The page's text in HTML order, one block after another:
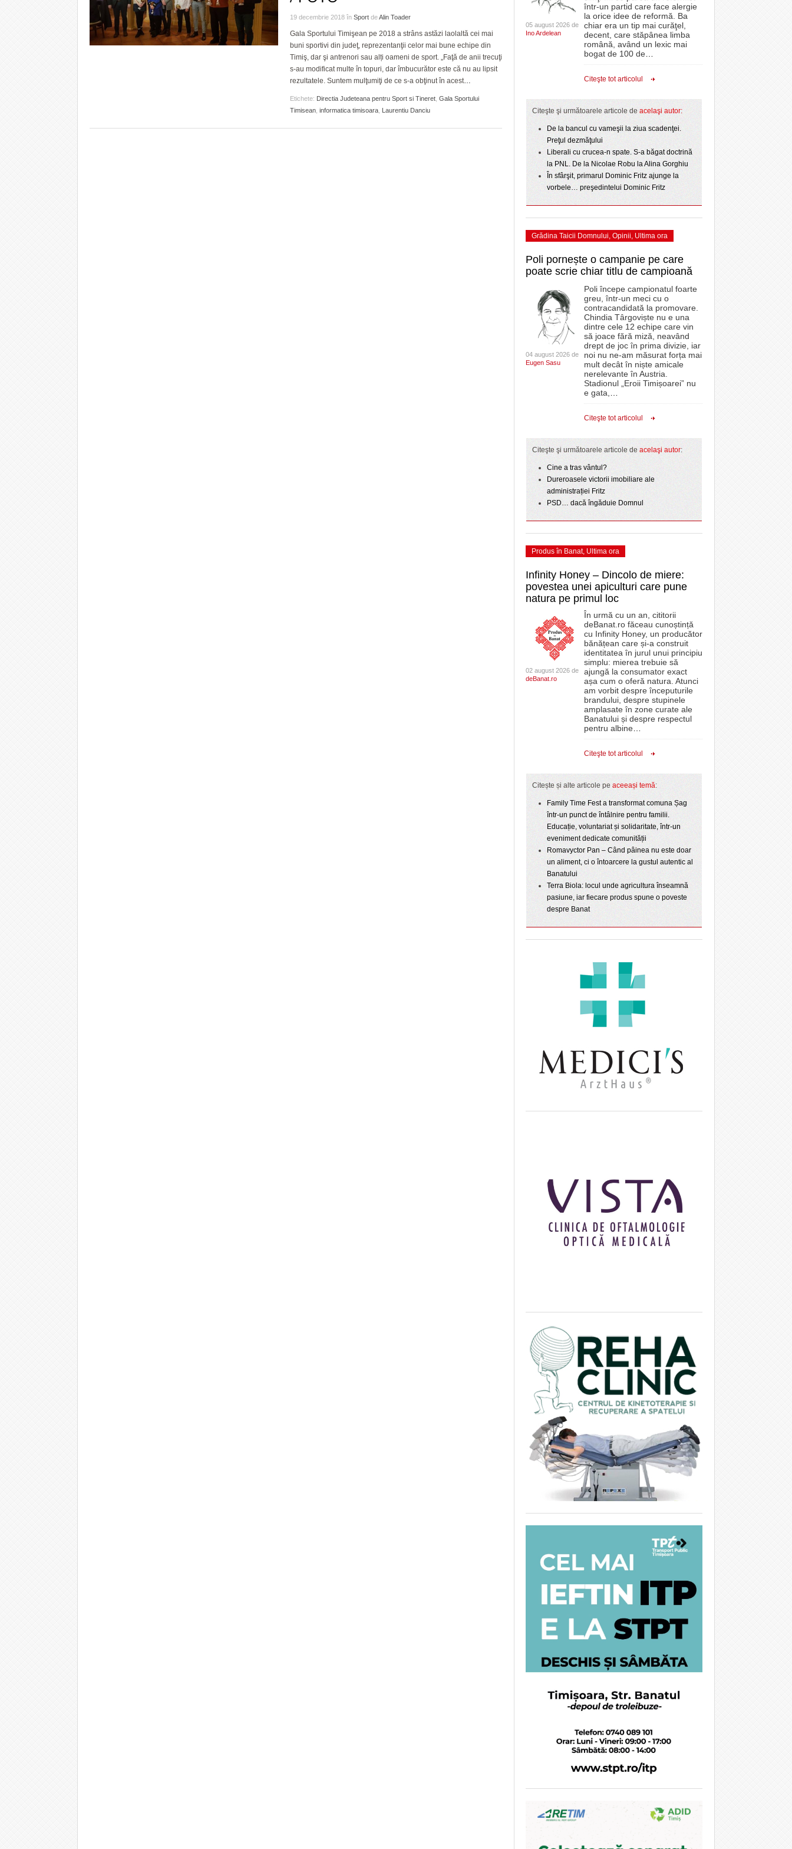
Primăria Timișoara vinde 3.500 de metri cubi de
lemn - 3 August 2026
View all
- acum 2
zile
USR cere vot astăzi pe legea responsabilității în
energie, blocată în Parlament din 2022
August 2026
A vrut să-l atace pe Bolojan, dar i-a ieşit altceva.
Alexandru Rogobete spune că Nicolae
Ceauşescu a fost… “unicul vizionar al țării”
dramatic în barajul de promovare- 3 August 2026
Politehnica încheie cantonamentul cu o victorie
și vine acasă cu moralul ridicat
- 25 July 2026
Pe drumul cel bun. Poli a învins o echipă de
Serie A, USD Lecce
ZIARISTU’ DE
CU OIŞTEA-N
KIERKEGAARD
LA Z
JOCURI ONLINE
La Muzeul Apei are loc expoziția „Sub semnul
curgerii. Între transparență și permanență” - 4
- 3 August 2026
View all
proiectelor derulate de instituție din fonduri
europene/FOTO
ANAF oferă persoanelor fizice posibilitatea să
beneficieze de Declarația Unică 212
2025
CLIPURI VIDEO
JOCURI ONLINE
DIVERSE
FARMACII DIN
GRĂDINIŢE DIN TIMIŞ
PRIMĂRIILE DIN TIMIŞ
SFATUL MEDICULUI
SFATURI JURIDICE
19 decembrie 2018 în Sport deAlin Toader
Gala Sportului Timişean pe 2018 a strâns astăzi laolaltă cei mai
buni sportivi din judeţ, reprezentanţii celor mai bune echipe din
Timiş, dar şi antrenori sau alți oameni de sport. „Faţă de anii trecuţi
s-au modificat multe în topuri, dar îmbucurător este că nu au lipsit
rezultatele. Suntem mulţumiţi de ce s-a obţinut în acest…
Etichete: Directia Judeteana pentru Sport si Tineret Gala Sportului
Timisean informatica timisoara Laurentiu Danciu
05 august 2026 de
Ino Ardelean
într-un partid care face alergie
la orice idee de reformă. Ba
chiar era un tip mai curăţel,
decent, care stăpânea limba
română, având un lexic mai
bogat de 100 de
Citeşte tot articolul
Citeşte şi următoarele articole de acelaşi autor:
De la bancul cu vameşii la ziua scadenţei.
Preţul dezmăţului
Liberali cu crucea-n spate. S-a băgat doctrină
la PNL. De la Nicolae Robu la Alina Gorghiu
În sfârşit, primarul Dominic Fritz ajunge la
vorbele… preşedintelui Dominic Fritz
Grădina Taicii Domnului, Opinii, Ultima ora
Poli pornește o campanie pe care
poate scrie chiar titlu de campioană
04 august 2026 de
Eugen Sasu
Poli începe campionatul foarte
greu, într-un meci cu o
contracandidată la promovare.
Chindia Târgoviște nu e una
dintre cele 12 echipe care vin
să joace fără miză, neavând
drept de joc în prima divizie, iar
noi nu ne-am măsurat forța mai
mult decât în niște amicale
nerelevante în Austria.
Stadionul „Eroii Timișoarei” nu
e gata,
Citeşte tot articolul
Citeşte şi următoarele articole de acelaşi autor:
Cine a tras vântul?
Dureroasele victorii imobiliare ale
administrației Fritz
PSD… dacă îngăduie Domnul
Produs în Banat, Ultima ora
Infinity Honey – Dincolo de miere:
povestea unei apiculturi care pune
natura pe primul loc
02 august 2026 de
deBanat.ro
În urmă cu un an, cititorii
deBanat.ro făceau cunoștință
cu Infinity Honey, un producător
bănățean care și-a construit
identitatea în jurul unui principiu
simplu: mierea trebuie să
ajungă la consumator exact
așa cum o oferă natura. Atunci
am vorbit despre începuturile
brandului, despre stupinele
amplasate în zone curate ale
Banatului și despre respectul
pentru albine
Citeşte tot articolul
Citește și alte articole pe aceeași temă:
Family Time Fest a transformat comuna Șag
într-un punct de întâlnire pentru familii.
Educație, voluntariat și solidaritate, într-un
eveniment dedicate comunității
Romavyctor Pan – Când pâinea nu este doar
un aliment, ci o întoarcere la gustul autentic al
Banatului
Terra Biola: locul unde agricultura înseamnă
pasiune, iar fiecare produs spune o poveste
despre Banat